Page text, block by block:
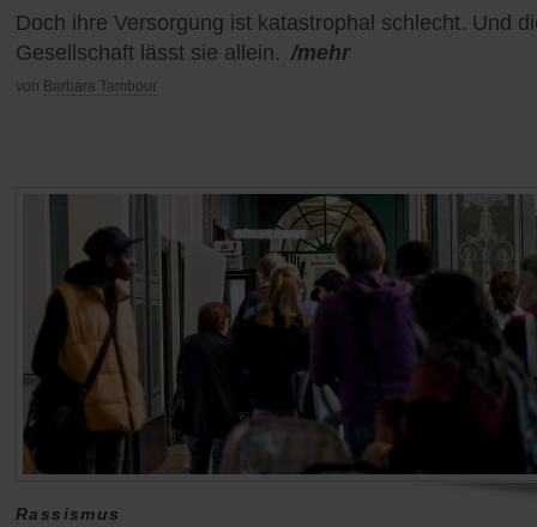
Doch ihre Versorgung ist katastrophal schlecht. Und
Gesellschaft lässt sie allein. /mehr
von Barbara Tambour
Rassismus